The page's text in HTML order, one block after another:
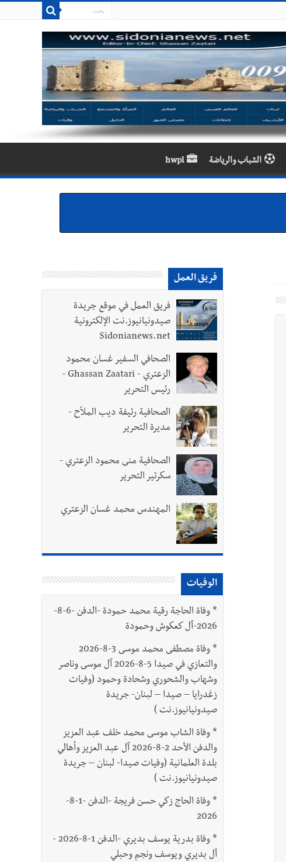
الشباب والرياضة hwpl
فريق العمل
فريق العمل في موقع جريدة
صيدونيانيوز.نت الإلكترونية
Sidonianews.net
الصحافي السفير غسان محمود
الزعتري - Ghassan Zaatari -
رئيس التحرير
الصحافية رئيفة ديب الملاّح -
مديرة التحرير
الصحافية منى محمود الزعتري -
سكرتير التحرير
المهندس محمد غسان الزعتري
الوفيات
*
وفاة الحاجة رقية محمد حمودة -الدفن -6-8-
2026-آل كعكوش وحمودة
*
وفاة مصطفى محمد موسى 3-8-2026
والتعازي في صيدا 5-8-2026 آل موسى وناصر
وشهاب والشحوري وشحادة وحمود (وفيات
زغدرايا – صيدا – لبنان- جريدة
صيدونيانيوز.نت )
* وفاة الشاب موسى محمد خلف عبد العزيز
والدفن الأحد 2-8-2026 آل عبد العزيز وأهالي
بلدة العلمانية (وفيات صيدا- لبنان – جريدة
صيدونيانيوز.نت )
*
وفاة الحاج زكي حسن فريجة -الدفن -1-8-
2026
*
وفاة بدرية يوسف بديري -الدفن 1-8-2026 -
آل بديري ويوسف ونجم وحبلي